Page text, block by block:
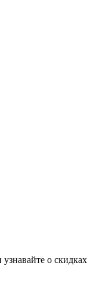
о скидках